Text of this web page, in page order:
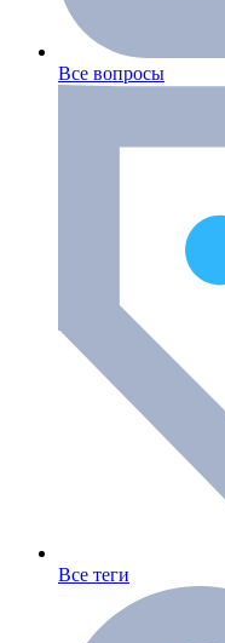
Все вопросы
Все теги